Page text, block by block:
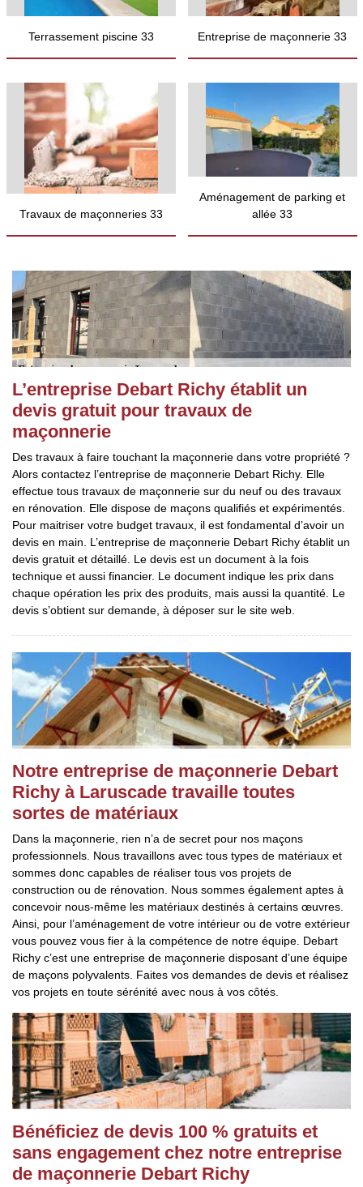
Terrassement piscine 33 Entreprise de maçonnerie 33
Travaux de maçonneries 33
Aménagement de parking et
allée 33
L’entreprise Debart Richy établit un
devis gratuit pour travaux de
maçonnerie
Des travaux à faire touchant la maçonnerie dans votre propriété ?
Alors contactez l’entreprise de maçonnerie Debart Richy. Elle
effectue tous travaux de maçonnerie sur du neuf ou des travaux
en rénovation. Elle dispose de maçons qualifiés et expérimentés.
Pour maitriser votre budget travaux, il est fondamental d’avoir un
devis en main. L’entreprise de maçonnerie Debart Richy établit un
devis gratuit et détaillé. Le devis est un document à la fois
technique et aussi financier. Le document indique les prix dans
chaque opération les prix des produits, mais aussi la quantité. Le
devis s’obtient sur demande, à déposer sur le site web.
Notre entreprise de maçonnerie Debart
Richy à Laruscade travaille toutes
sortes de matériaux
Dans la maçonnerie, rien n’a de secret pour nos maçons
professionnels. Nous travaillons avec tous types de matériaux et
sommes donc capables de réaliser tous vos projets de
construction ou de rénovation. Nous sommes également aptes à
concevoir nous-même les matériaux destinés à certains œuvres.
Ainsi, pour l’aménagement de votre intérieur ou de votre extérieur
vous pouvez vous fier à la compétence de notre équipe. Debart
Richy c’est une entreprise de maçonnerie disposant d’une équipe
de maçons polyvalents. Faites vos demandes de devis et réalisez
vos projets en toute sérénité avec nous à vos côtés.
Bénéficiez de devis 100 % gratuits et
sans engagement chez notre entreprise
de maçonnerie Debart Richy